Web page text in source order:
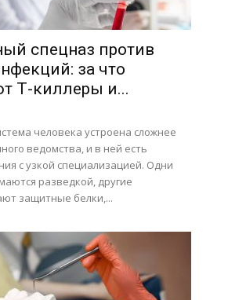
спецназ против
за что
Т-киллеры и...
человека устроена сложнее
ведомства, и в ней есть
с узкой специализацией. Одни
разведкой, другие
защитные белки,...